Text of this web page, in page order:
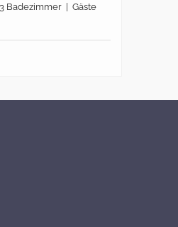
Badezimmer | Gäste